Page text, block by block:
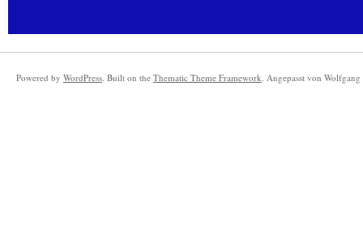
Powered by WordPress. Built on the Thematic Theme Framework. Angepasst von